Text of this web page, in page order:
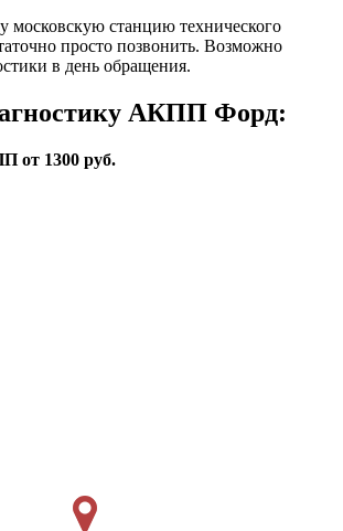
московскую станцию технического
просто позвонить. Возможно
в день обращения.
АКПП Форд:
от 1300 руб.